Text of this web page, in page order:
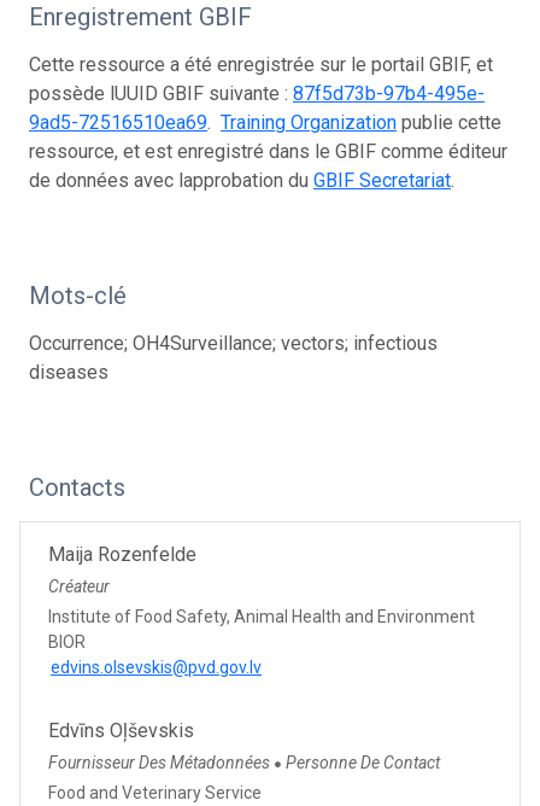
Enregistrement GBIF
Cette ressource a été enregistrée sur le portail GBIF, et
possède lUUID GBIF suivante : 87f5d73b-97b4-495e-
9ad5-72516510ea69. Training Organization publie cette
ressource, et est enregistré dans le GBIF comme éditeur
de données avec lapprobation du GBIF Secretariat.
Mots-clé
Occurrence; OH4Surveillance; vectors; infectious
diseases
Contacts
Maija Rozenfelde
Créateur
Institute of Food Safety, Animal Health and Environment
BIOR
edvins.olsevskis@pvd.gov.lv
Edvīns Oļševskis
Fournisseur Des Métadonnées ● Personne De Contact
Food and Veterinary Service